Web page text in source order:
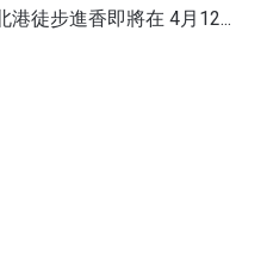
港徒步進香即將在 4月12...